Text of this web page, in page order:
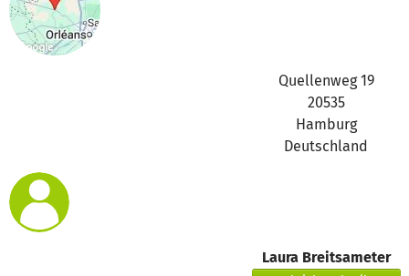
eine eigene Nähmaschine zu kaufen und ein selbständiges
Auf diese Weise ermöglichen eure Spenden zweierlei:
Binden die Unterrichtsteilnahme der Schülerinnen an der
verbessert und somit ihre Bildung gestärkt. Zweitens
Leihnähmaschinen ein eigenes Einkommen erzielen und
bessere berufliche Chancen und ermutigen Menschen in
weiter!
Quellenweg 19
20535
Hamburg
Deutschland
Laura Breitsameter